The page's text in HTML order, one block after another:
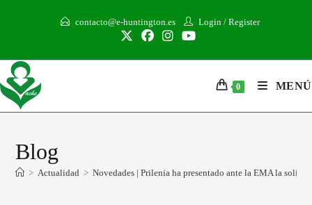
contacto@e-huntington.es Login / Register
0 MENÚ
Blog
> Actualidad > Novedades | Prilenia ha presentado ante la EMA la